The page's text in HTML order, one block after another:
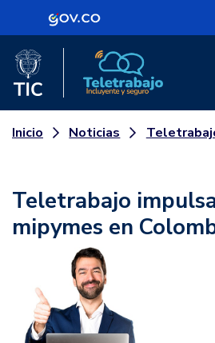
Logo Gobierno de
Logo del Ministerio TIC
Inicio Noticias Teletrabajo
Teletrabajo
mipymes en